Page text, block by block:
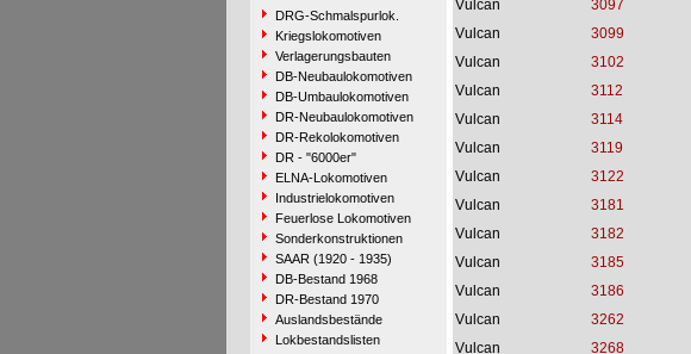
DRG-Schmalspurlok.
Kriegslokomotiven
Verlagerungsbauten
DB-Neubaulokomotiven
DB-Umbaulokomotiven
DR-Neubaulokomotiven
DR-Rekolokomotiven
DR - "6000er"
ELNA-Lokomotiven
Industrielokomotiven
Feuerlose Lokomotiven
Sonderkonstruktionen
SAAR (1920 - 1935)
DB-Bestand 1968
DR-Bestand 1970
Auslandsbestände
Lokbestandslisten
Vulcan
3097
Vulcan
3099
Vulcan
3102
Vulcan
3112
Vulcan
3114
Vulcan
3119
Vulcan
3122
Vulcan
3181
Vulcan
3182
Vulcan
3185
Vulcan
3186
Vulcan
3262
Vulcan
3268